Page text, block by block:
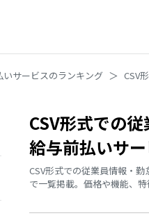
いサービスのランキング CSV
CSV形式での
給与前払いサ
CSV形式での従業員情報・
で一覧掲載。価格や機能、